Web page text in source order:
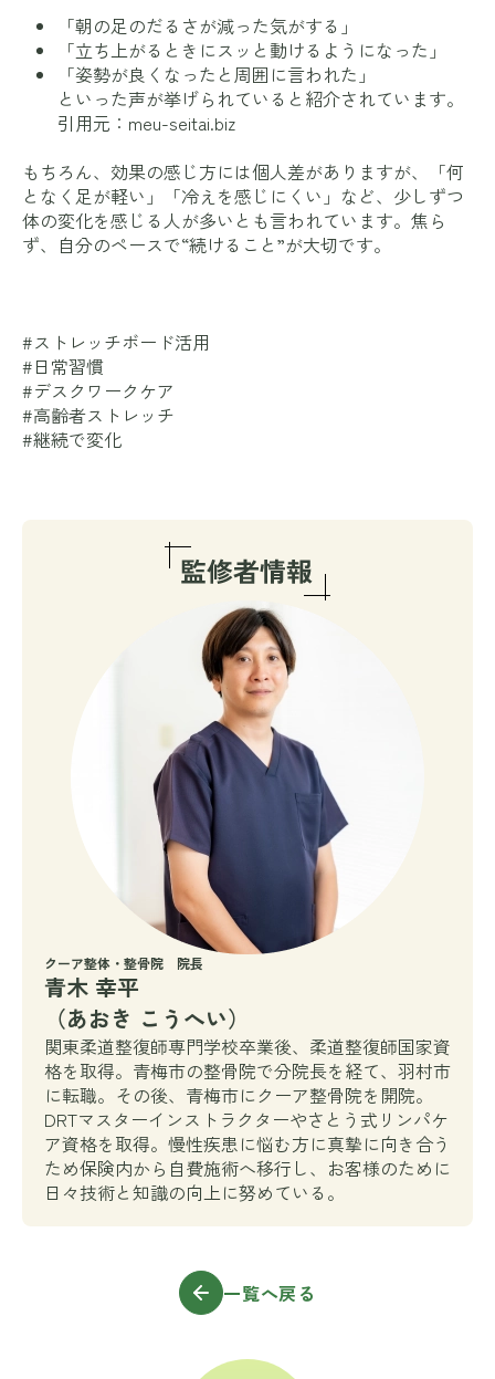
「朝の足のだるさが減った気がする」
「立ち上がるときにスッと動けるようになった」
「姿勢が良くなったと周囲に言われた」
といった声が挙げられていると紹介されています。
引用元： meu-seitai.biz
もちろん、効果の感じ方には個人差がありますが、「何
となく足が軽い」「冷えを感じにくい」など、少しずつ
体の変化を感じる人が多いとも言われています。焦ら
ず、自分のペースで“続けること”が大切です。
#ストレッチボード活用
#日常習慣
#デスクワークケア
#高齢者ストレッチ
#継続で変化
クーア整体・整骨院 院長
青木 幸平
（あおき こうへい）
関東柔道整復師専門学校卒業後、柔道整復師国家資
格を取得。青梅市の整骨院で分院長を経て、羽村市
に転職。その後、青梅市にクーア整骨院を開院。
DRTマスターインストラクターやさとう式リンパケ
ア資格を取得。慢性疾患に悩む方に真摯に向き合う
ため保険内から自費施術へ移行し、お客様のために
日々技術と知識の向上に努めている。
一覧へ戻る